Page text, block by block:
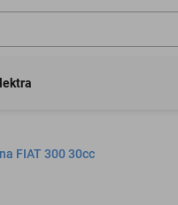
FIAT 300 30cc